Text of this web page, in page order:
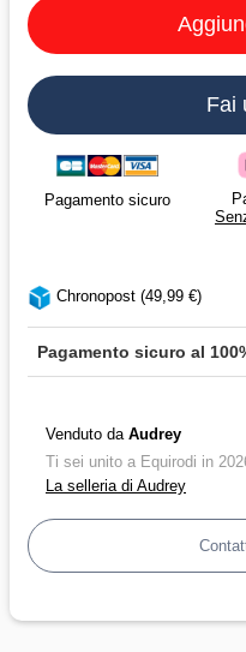
Fai
Pagamento sicuro
Chronopost (49,99 €)
Pagamento sicuro al
Venduto da Audrey
Ti sei unito a Equirodi in
La selleria di Audrey